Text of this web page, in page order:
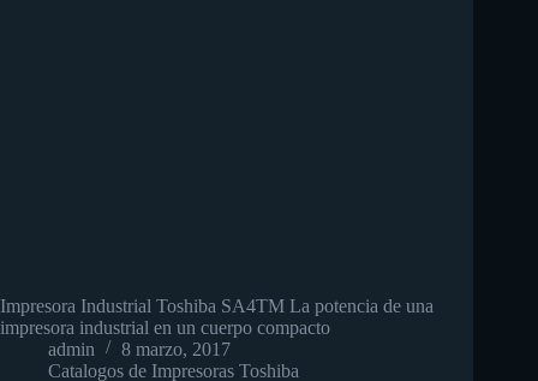
Impresora Industrial Toshiba SA4TM La potencia de una
impresora industrial en un cuerpo compacto
admin
8 marzo, 2017
Catalogos de Impresoras Toshiba